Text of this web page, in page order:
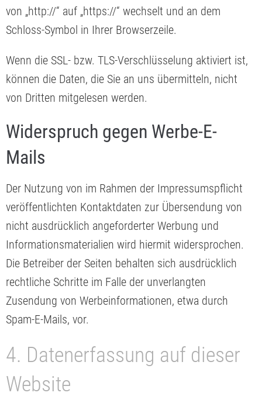
von „http://“ auf „https://“ wechselt und an dem
Schloss-Symbol in Ihrer Browserzeile.
Wenn die SSL- bzw. TLS-Verschlüsselung aktiviert ist,
können die Daten, die Sie an uns übermitteln, nicht
von Dritten mitgelesen werden.
Widerspruch gegen Werbe-E-
Mails
Der Nutzung von im Rahmen der Impressumspflicht
veröffentlichten Kontaktdaten zur Übersendung von
nicht ausdrücklich angeforderter Werbung und
Informationsmaterialien wird hiermit widersprochen.
Die Betreiber der Seiten behalten sich ausdrücklich
rechtliche Schritte im Falle der unverlangten
Zusendung von Werbeinformationen, etwa durch
Spam-E-Mails, vor.
4. Datenerfassung auf dieser
Website